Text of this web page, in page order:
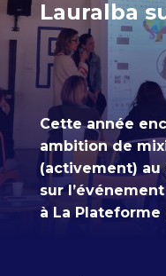
Lauralba
Cette année
ambition de
(activement) au
sur
à La Plateforme